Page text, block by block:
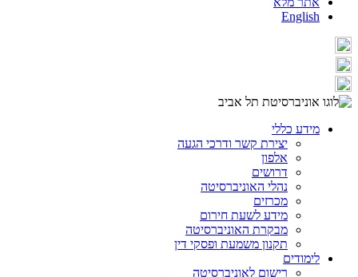
English
מידע כללי
יצירת קשר ודרכי הגעה
אלפון
דרושים
נהלי האוניברסיטה
מכרזים
מידע לשעת חירום
מבקרת האוניברסיטה
תקנון משמעת ופסקי דין
לימודים
רישום לאוניברסיטה